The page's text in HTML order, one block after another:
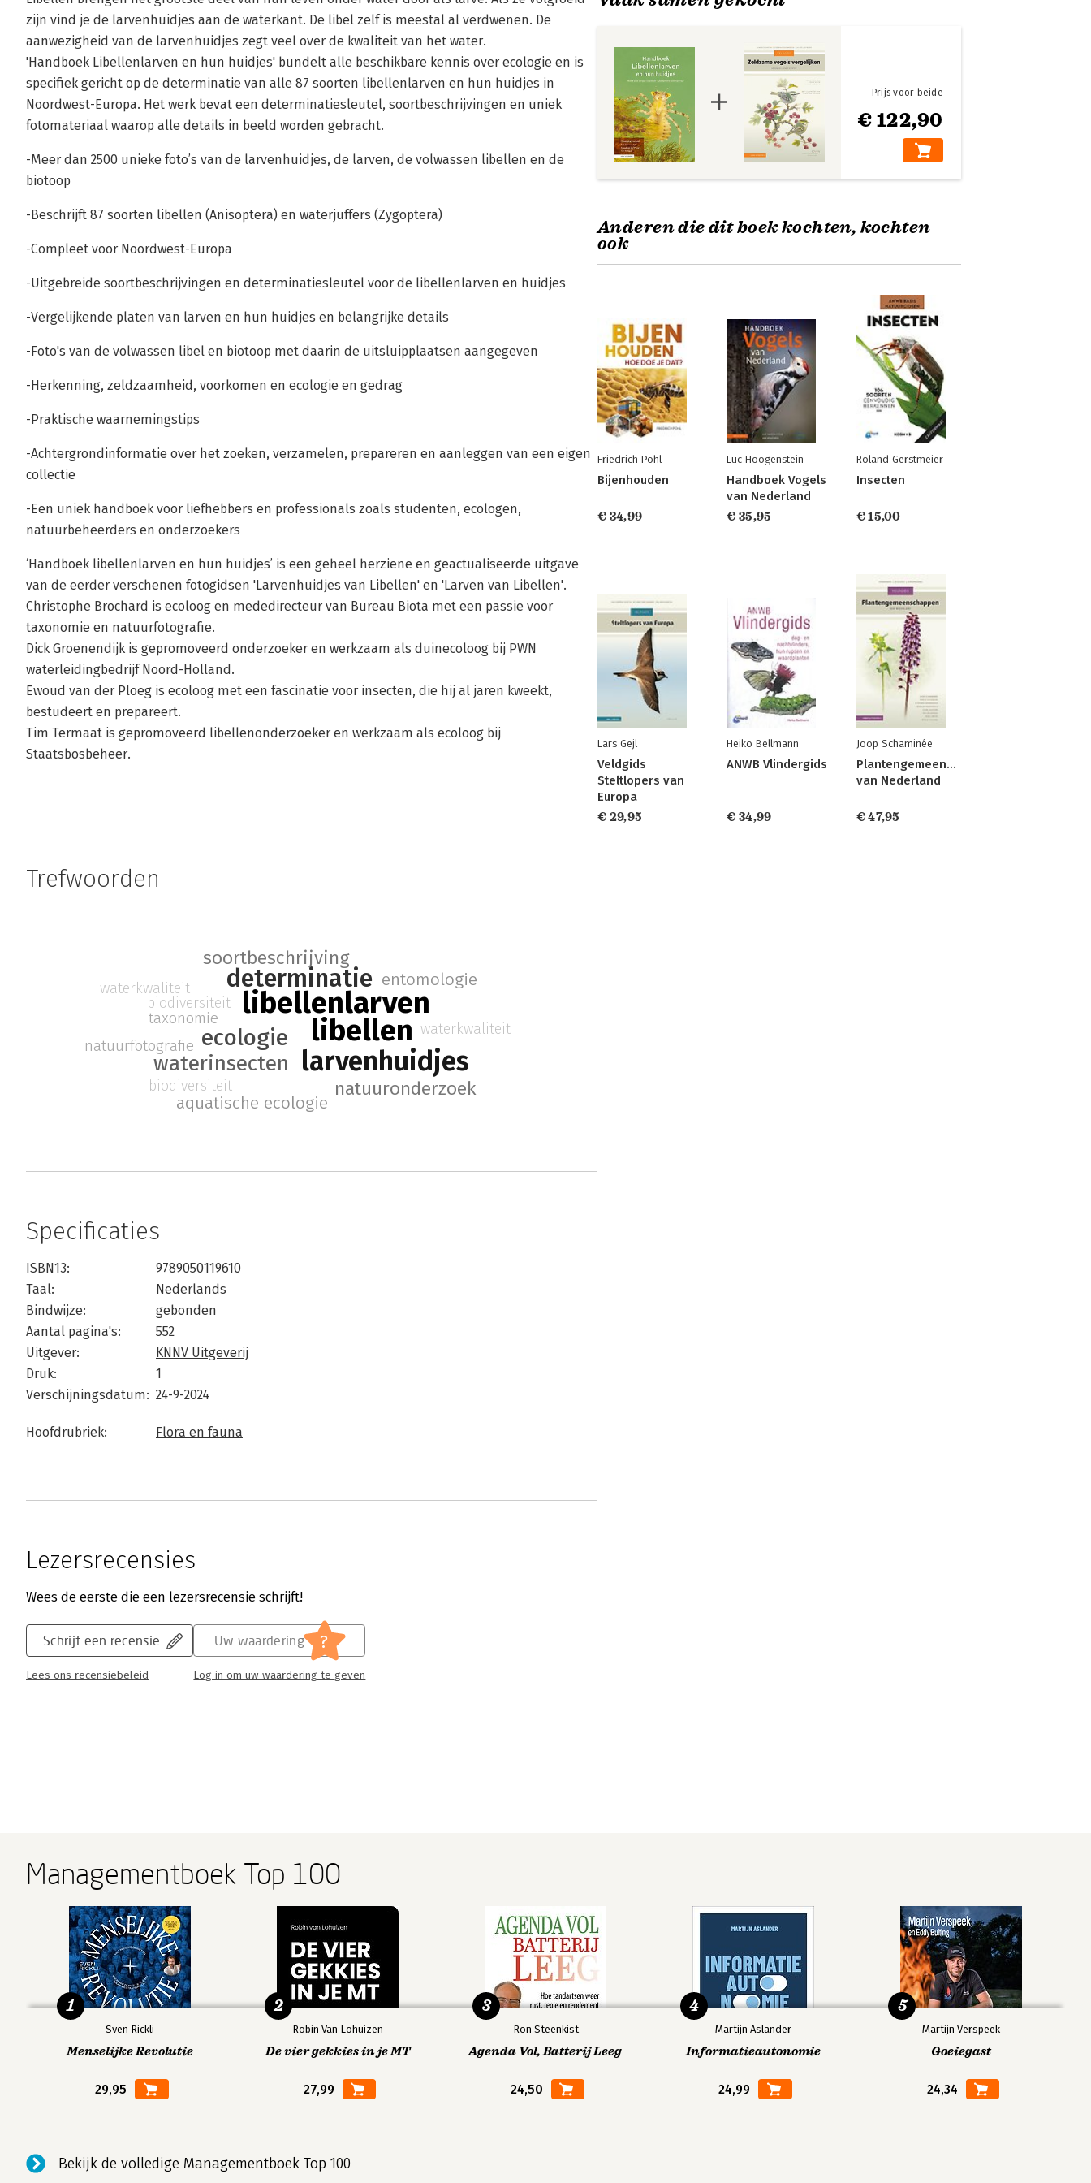
zijn vind je de larvenhuidjes aan de waterkant. De libel zelf is meestal al verdwenen. De
aanwezigheid van de larvenhuidjes zegt veel over de kwaliteit van het water.
'Handboek Libellenlarven en hun huidjes' bundelt alle beschikbare kennis over ecologie en is
specifiek gericht op de determinatie van alle 87 soorten libellenlarven en hun huidjes in
Noordwest-Europa. Het werk bevat een determinatiesleutel, soortbeschrijvingen en uniek
fotomateriaal waarop alle details in beeld worden gebracht.
-Meer dan 2500 unieke foto’s van de larvenhuidjes, de larven, de volwassen libellen en de
biotoop
-Beschrijft 87 soorten libellen (Anisoptera) en waterjuffers (Zygoptera)
-Compleet voor Noordwest-Europa
-Uitgebreide soortbeschrijvingen en determinatiesleutel voor de libellenlarven en huidjes
-Vergelijkende platen van larven en hun huidjes en belangrijke details
-Foto's van de volwassen libel en biotoop met daarin de uitsluipplaatsen aangegeven
-Herkenning, zeldzaamheid, voorkomen en ecologie en gedrag
-Praktische waarnemingstips
-Achtergrondinformatie over het zoeken, verzamelen, prepareren en aanleggen van een eigen
collectie
-Een uniek handboek voor liefhebbers en professionals zoals studenten, ecologen,
natuurbeheerders en onderzoekers
‘Handboek libellenlarven en hun huidjes’ is een geheel herziene en geactualiseerde uitgave
van de eerder verschenen fotogidsen 'Larvenhuidjes van Libellen' en 'Larven van Libellen'.
Christophe Brochard is ecoloog en mededirecteur van Bureau Biota met een passie voor
taxonomie en natuurfotografie.
Dick Groenendijk is gepromoveerd onderzoeker en werkzaam als duinecoloog bij PWN
waterleidingbedrijf Noord-Holland.
Ewoud van der Ploeg is ecoloog met een fascinatie voor insecten, die hij al jaren kweekt,
bestudeert en prepareert.
Tim Termaat is gepromoveerd libellenonderzoeker en werkzaam als ecoloog bij
Staatsbosbeheer.
Trefwoorden
libellenlarven
libellen
larvenhuidjes
determinatie
ecologie
waterinsecten
soortbeschrijving
natuuronderzoek
aquatische ecologie
entomologie
taxonomie
natuurfotografie
biodiversiteit
waterkwaliteit
biodiversiteit
waterkwaliteit
Specificaties
ISBN13:
9789050119610
Taal:
Nederlands
Bindwijze:
gebonden
Aantal pagina's:
552
Uitgever:
KNNV Uitgeverij
Druk:
1
Verschijningsdatum: 24-9-2024
Hoofdrubriek: Flora en fauna
Lezersrecensies
Wees de eerste die een lezersrecensie schrijft!
Schrijf een recensie
Lees ons recensiebeleid
Uw waardering ?
Log in om uw waardering te geven
€ 122,90
Prijs voor beide
Anderen die dit boek kochten, kochten
ook
Friedrich Pohl
Bijenhouden
€ 34,99
Luc Hoogenstein
Handboek Vogels
van Nederland
€ 35,95
Roland Gerstmeier
Insecten
€ 15,00
Lars Gejl
Veldgids
Steltlopers van
Europa
€ 29,95
Heiko Bellmann
ANWB Vlindergids
€ 34,99
Joop Schaminée
Plantengemeenschappen
van Nederland
€ 47,95
Managementboek Top 100
Sven Rickli
Menselijke Revolutie
29,95
1
Robin Van Lohuizen
De vier gekkies in je MT
27,99
2
Ron Steenkist
Agenda Vol, Batterij Leeg
24,50
3
Martijn Aslander
Informatieautonomie
24,99
4
Martijn Verspeek
Goeiegast
24,34
5
Bekijk de volledige Managementboek Top 100